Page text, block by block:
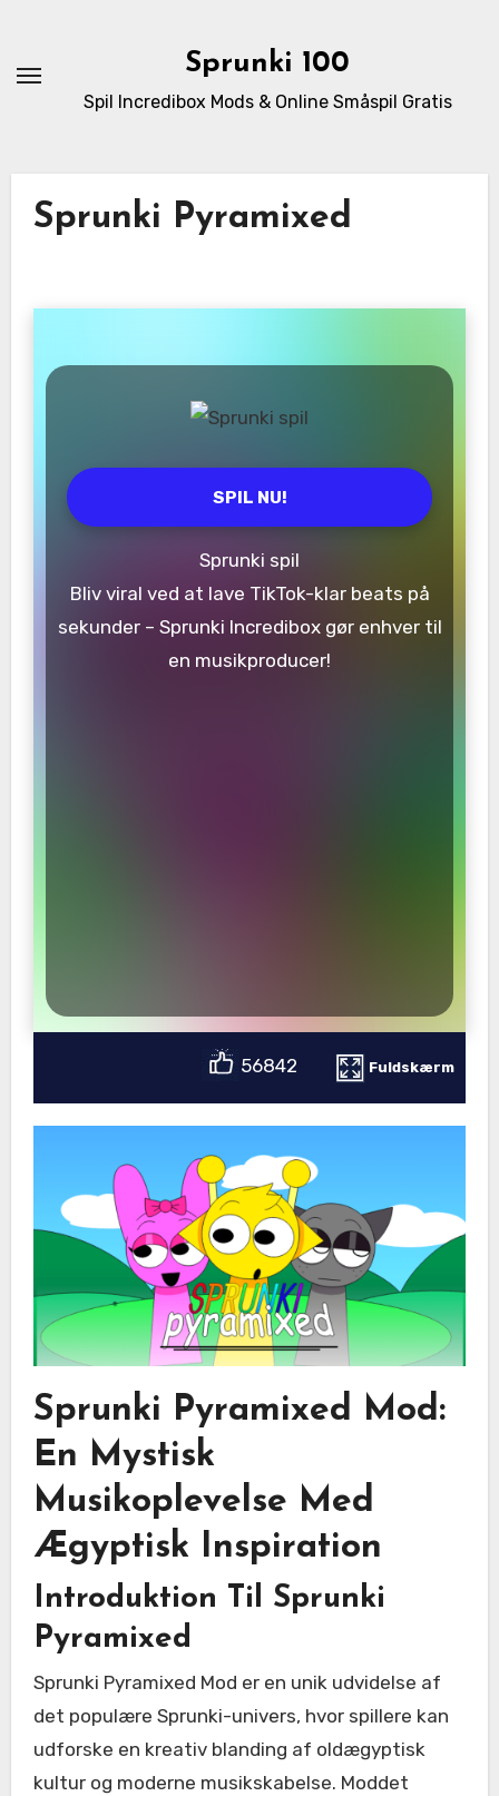
content
Sprunki 100
Spil Incredibox Mods & Online Småspil Gratis
Sprunki Pyramixed
SPIL NU!
Sprunki spil
Bliv viral ved at lave TikTok-klar beats på
sekunder – Sprunki Incredibox gør enhver til
en musikproducer!
56842 Fuldskærm
Sprunki Pyramixed Mod:
En Mystisk
Musikoplevelse Med
Ægyptisk Inspiration
Introduktion Til Sprunki
Pyramixed
Sprunki Pyramixed Mod er en unik udvidelse af
det populære Sprunki-univers, hvor spillere kan
udforske en kreativ blanding af oldægyptisk
kultur og moderne musikskabelse. Moddet